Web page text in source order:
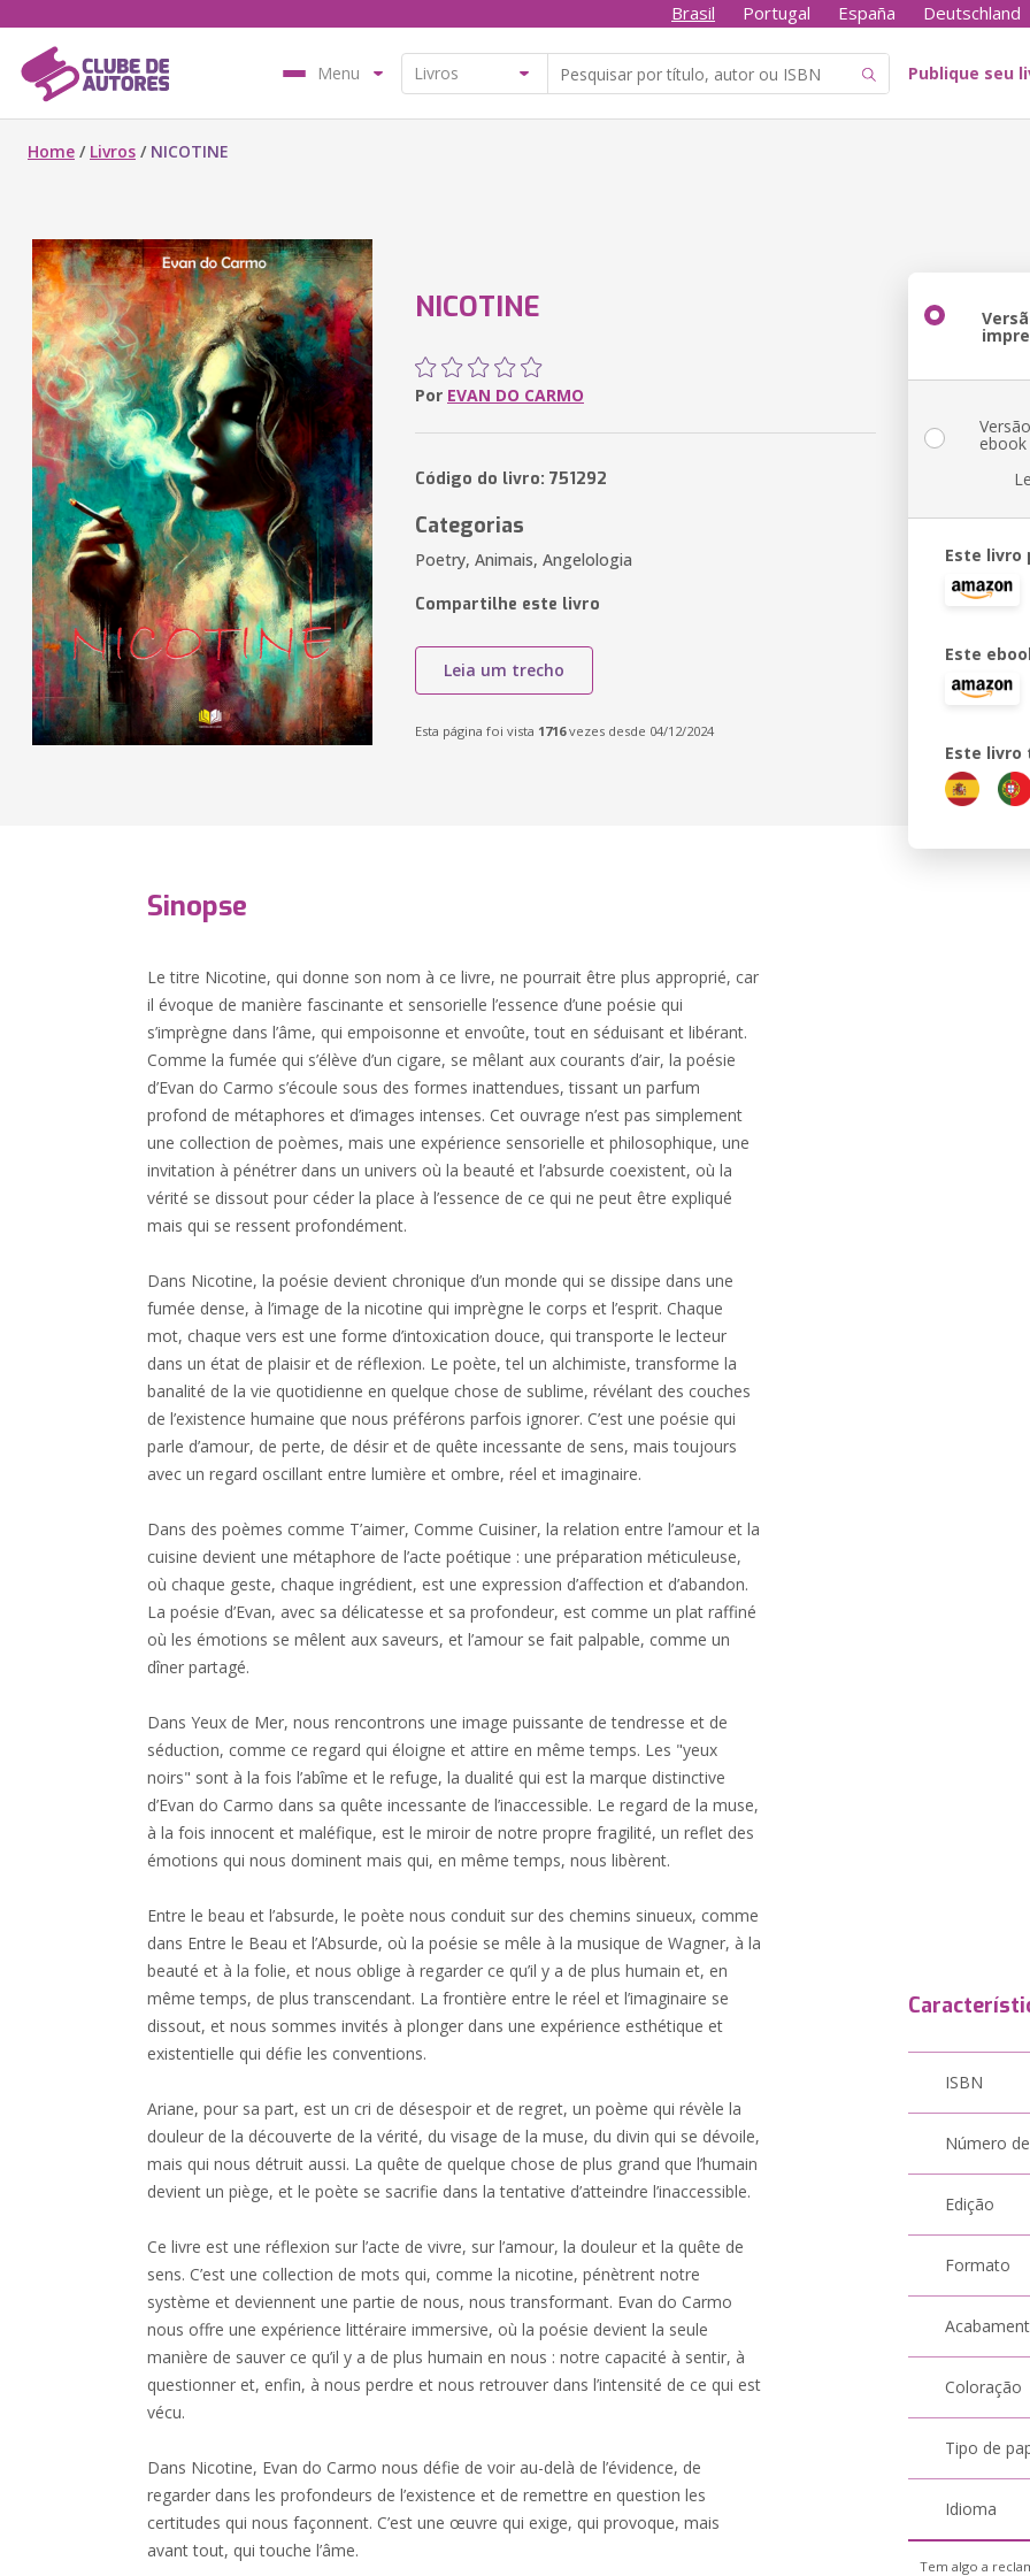
Brasil Portugal España Deutschland
Menu Publique seu
Home / Livros / NICOTINE
NICOTINE
Por EVAN DO CARMO
Código do livro: 751292
Categorias
Poetry, Animais, Angelologia
Compartilhe este livro
Leia um trecho
Esta página foi vista 1716vezes desde 04/12/2024
ebook
Este livro
Este
Este livro
Sinopse
Le titre Nicotine, qui donne son nom à ce livre, ne pourrait être plus approprié, car
il évoque de manière fascinante et sensorielle l’essence d’une poésie qui
s’imprègne dans l’âme, qui empoisonne et envoûte, tout en séduisant et libérant.
Comme la fumée qui s’élève d’un cigare, se mêlant aux courants d’air, la poésie
d’Evan do Carmo s’écoule sous des formes inattendues, tissant un parfum
profond de métaphores et d’images intenses. Cet ouvrage n’est pas simplement
une collection de poèmes, mais une expérience sensorielle et philosophique, une
invitation à pénétrer dans un univers où la beauté et l’absurde coexistent, où la
vérité se dissout pour céder la place à l’essence de ce qui ne peut être expliqué
mais qui se ressent profondément.
Dans Nicotine, la poésie devient chronique d’un monde qui se dissipe dans une
fumée dense, à l’image de la nicotine qui imprègne le corps et l’esprit. Chaque
mot, chaque vers est une forme d’intoxication douce, qui transporte le lecteur
dans un état de plaisir et de réflexion. Le poète, tel un alchimiste, transforme la
banalité de la vie quotidienne en quelque chose de sublime, révélant des couches
de l’existence humaine que nous préférons parfois ignorer. C’est une poésie qui
parle d’amour, de perte, de désir et de quête incessante de sens, mais toujours
avec un regard oscillant entre lumière et ombre, réel et imaginaire.
Dans des poèmes comme T’aimer, Comme Cuisiner, la relation entre l’amour et la
cuisine devient une métaphore de l’acte poétique : une préparation méticuleuse,
où chaque geste, chaque ingrédient, est une expression d’affection et d’abandon.
La poésie d’Evan, avec sa délicatesse et sa profondeur, est comme un plat raffiné
où les émotions se mêlent aux saveurs, et l’amour se fait palpable, comme un
dîner partagé.
Dans Yeux de Mer, nous rencontrons une image puissante de tendresse et de
séduction, comme ce regard qui éloigne et attire en même temps. Les "yeux
noirs" sont à la fois l’abîme et le refuge, la dualité qui est la marque distinctive
d’Evan do Carmo dans sa quête incessante de l’inaccessible. Le regard de la muse,
à la fois innocent et maléfique, est le miroir de notre propre fragilité, un reflet des
émotions qui nous dominent mais qui, en même temps, nous libèrent.
Entre le beau et l’absurde, le poète nous conduit sur des chemins sinueux, comme
dans Entre le Beau et l’Absurde, où la poésie se mêle à la musique de Wagner, à la
beauté et à la folie, et nous oblige à regarder ce qu’il y a de plus humain et, en
même temps, de plus transcendant. La frontière entre le réel et l’imaginaire se
dissout, et nous sommes invités à plonger dans une expérience esthétique et
existentielle qui défie les conventions.
Ariane, pour sa part, est un cri de désespoir et de regret, un poème qui révèle la
douleur de la découverte de la vérité, du visage de la muse, du divin qui se dévoile,
mais qui nous détruit aussi. La quête de quelque chose de plus grand que l’humain
devient un piège, et le poète se sacrifie dans la tentative d’atteindre l’inaccessible.
Ce livre est une réflexion sur l’acte de vivre, sur l’amour, la douleur et la quête de
sens. C’est une collection de mots qui, comme la nicotine, pénètrent notre
système et deviennent une partie de nous, nous transformant. Evan do Carmo
nous offre une expérience littéraire immersive, où la poésie devient la seule
manière de sauver ce qu’il y a de plus humain en nous : notre capacité à sentir, à
questionner et, enfin, à nous perdre et nous retrouver dans l’intensité de ce qui est
vécu.
Dans Nicotine, Evan do Carmo nous défie de voir au-delà de l’évidence, de
regarder dans les profondeurs de l’existence et de remettre en question les
certitudes qui nous façonnent. C’est une œuvre qui exige, qui provoque, mais
avant tout, qui touche l’âme.
ISBN
Número
Edição
Formato
Coloração
Tipo de
Idioma
Tem algo a